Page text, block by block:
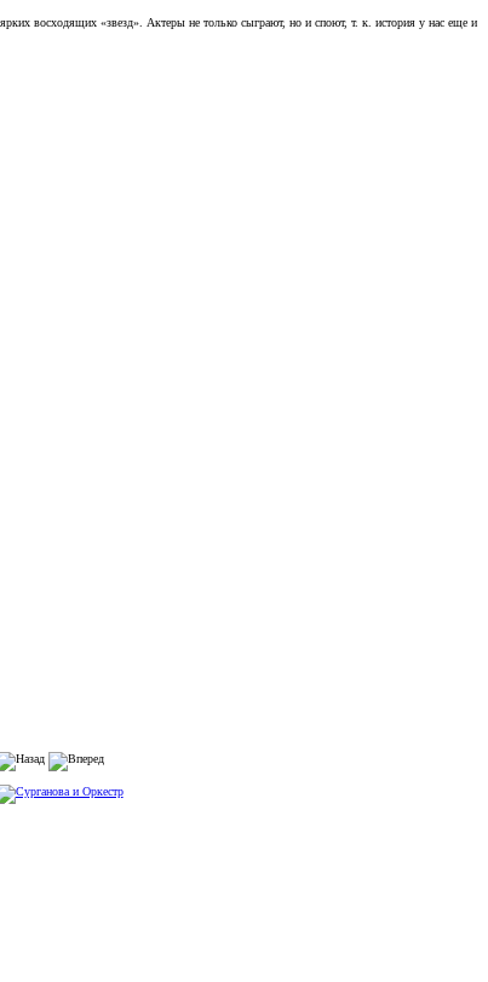
восходящих «звезд». Актеры не только сыграют, но и споют, т. к. история у нас еще и